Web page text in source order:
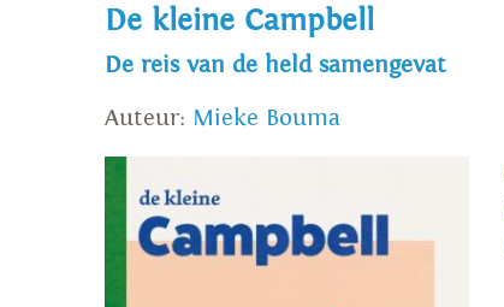
De kleine Campbell
De reis van de held samengevat
Auteur: Mieke Bouma